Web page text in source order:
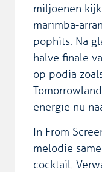
miljoenen
marimba-
pophits. Na
halve finale
op podia
energie nu
In From
melodie
cocktail.